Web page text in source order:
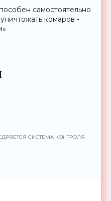
самостоятельно
комаров -
СИСТЕМА КОНТРОЛЯ